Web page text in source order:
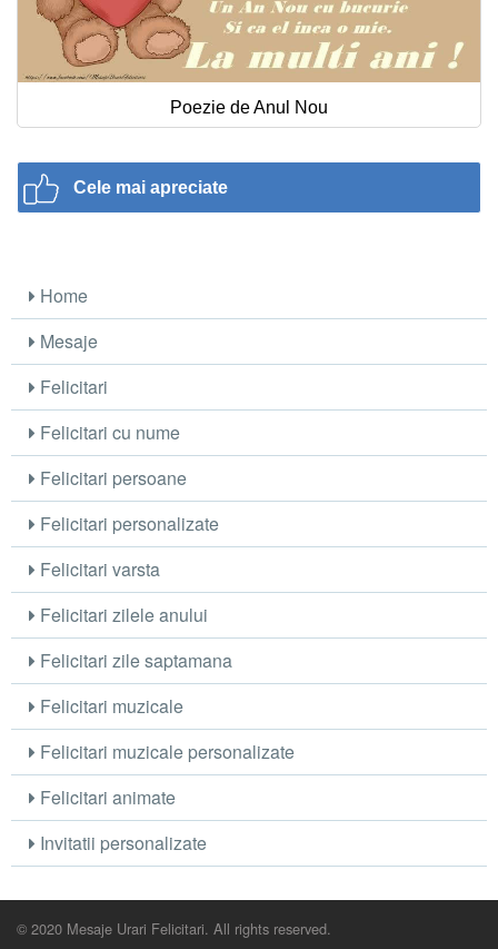
Poezie de Anul Nou
Cele mai apreciate
Home
Mesaje
Felicitari
Felicitari cu nume
Felicitari persoane
Felicitari personalizate
Felicitari varsta
Felicitari zilele anului
Felicitari zile saptamana
Felicitari muzicale
Felicitari muzicale personalizate
Felicitari animate
Invitatii personalizate
© 2020 Mesaje Urari Felicitari. All rights reserved.